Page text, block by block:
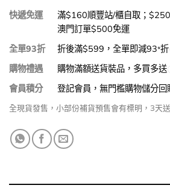
快遞免運
滿$160順豐站/櫃自取；
澳門訂單$500免運
全單93折
折後滿$599，全單即減93*折
購物禮遇
購物滿額送貨裝品，多買多送
會員積分
登記會員，無門檻購物儲分回
全現貨發售，小部份補貨預售會有標明，3天送